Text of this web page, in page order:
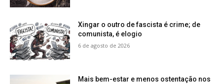
Xingar o outro de fascista é crime; de
comunista, é elogio
6 de agosto de 2026
Mais bem-estar e menos ostentação nos